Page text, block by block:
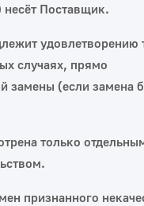
несёт Поставщик.
удовлетворению
случаях, прямо
замены (если замена
только
признанного